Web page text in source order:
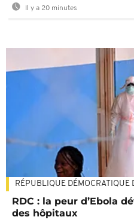
Il y a 20 minutes
RÉPUBLIQUE DÉMOCRATIQUE
RDC : la peur d’Ebola
des hôpitaux